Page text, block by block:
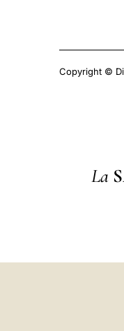
Copyright ©
La